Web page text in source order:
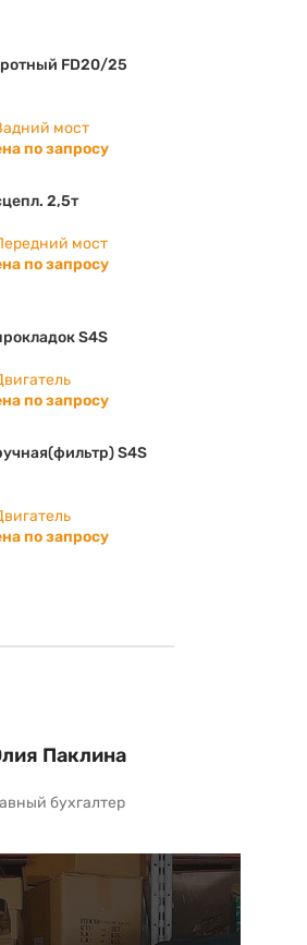
FD20/25
мост
по запросу
2,5т
мост
по запросу
S4S
по запросу
S4S
по запросу
Паклина
бухгалтер